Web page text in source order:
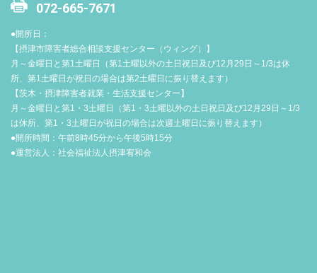
072-665-7671
●開所日：
【摂津市障害者総合相談支援センター（ウィング）】
月～金曜日と第1土曜日（第1土曜以外の土日祝日及び12月29日～1/3は休
所、第1土曜日が祝日の場合は第2土曜日に振り替えます）
【茨木・摂津障害者就業・生活支援センター】
月～金曜日と第1・3土曜日（第1・3土曜以外の土日祝日及び12月29日～1/3
は休所、第1・3土曜日が祝日の場合は次週土曜日に振り替えます）
●開所時間：午前8時45分から午後5時15分
●運営法人：社会福祉法人摂津宥和会